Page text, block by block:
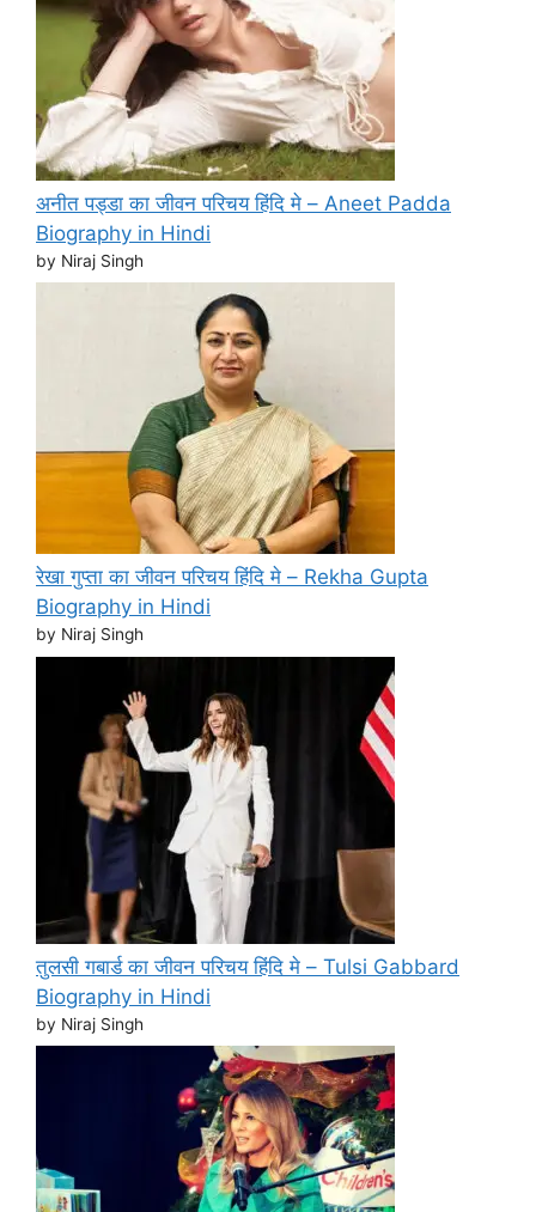
अनीत पड्डा का जीवन परिचय हिंदि मे – Aneet Padda
Biography in Hindi
by Niraj Singh
रेखा गुप्ता का जीवन परिचय हिंदि मे – Rekha Gupta
Biography in Hindi
by Niraj Singh
तुलसी गबार्ड का जीवन परिचय हिंदि मे – Tulsi Gabbard
Biography in Hindi
by Niraj Singh